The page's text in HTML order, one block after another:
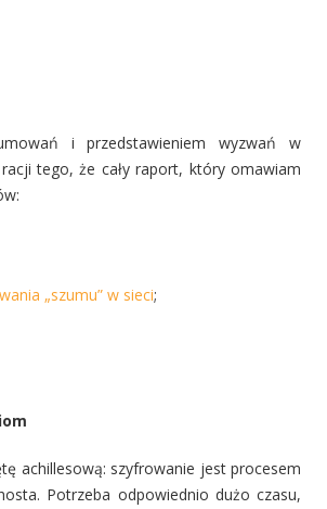
i przedstawieniem wyzwań w
tego, że cały raport, który omawiam
„szumu” w sieci;
achillesową: szyfrowanie jest procesem
Potrzeba odpowiednio dużo czasu,